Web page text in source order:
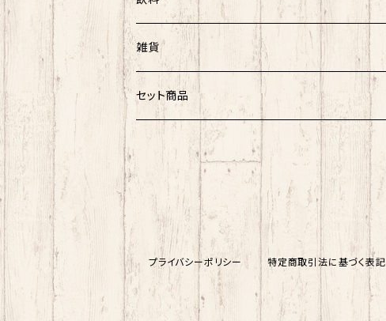
菓子
菓子類
アルコール
ノンアルコール
雑貨
UTARI
知床トコさん
その他
セット商品
海産物セット
プライバシーポリシー 特定商取引法に基づく表記